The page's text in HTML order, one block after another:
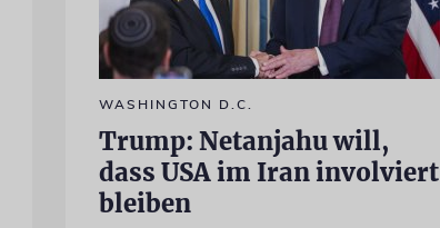
WASHINGTON D.C.
Trump: Netanjahu will,
dass USA im Iran involviert
bleiben